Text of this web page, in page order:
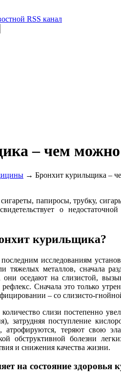
– чем
→ Бронхит курильщика –
папиросы, трубку,
о
курильщика?
исследованиям
тяжелых металлов, сначала
они оседают на слизистой,
Сначала это только
– со слизисто-
слизи постепенно
затрудняя поступление
атрофируются, теряют свою
обструктивной болезни
и снижения качества жизни.
на состояние здоровья